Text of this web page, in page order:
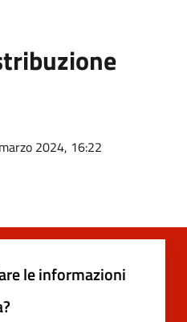
2024, 16:22
le informazioni